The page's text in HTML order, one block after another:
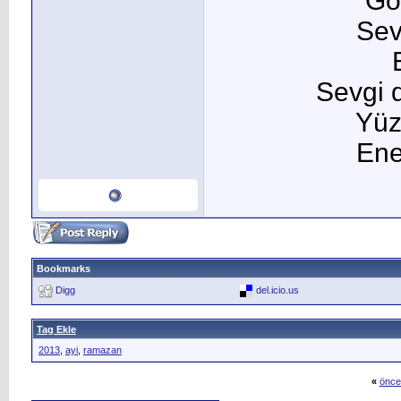
Sevgi
Bookmarks
Digg
del.icio.us
Tag Ekle
2013 ayi ramazan
«